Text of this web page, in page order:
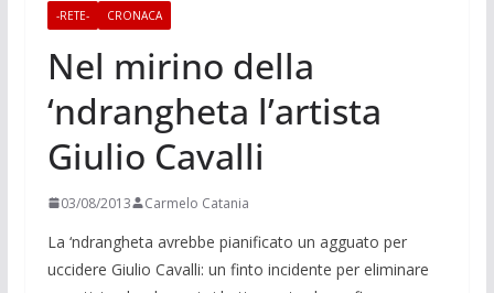
-RETE- CRONACA
Nel mirino della
‘ndrangheta l’artista
Giulio Cavalli
03/08/2013 Carmelo Catania
La ‘ndrangheta avrebbe pianificato un agguato per
uccidere Giulio Cavalli: un finto incidente per eliminare